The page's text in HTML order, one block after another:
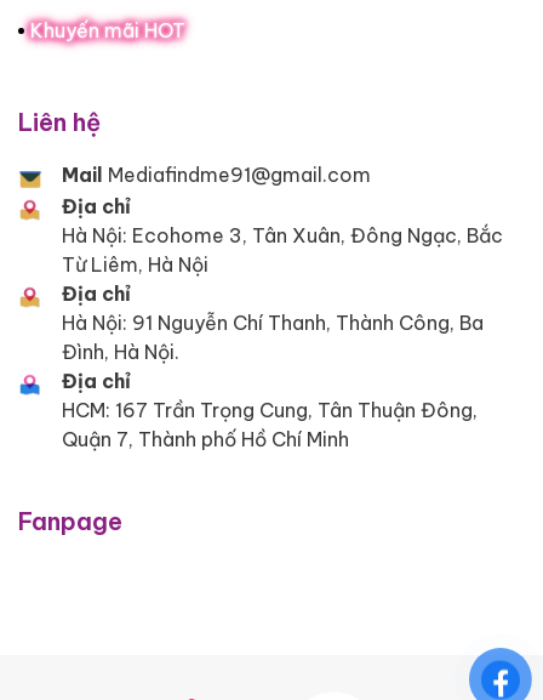
Khuyến mãi HOT
Liên hệ
Mail Mediafindme91@gmail.com
Địa chỉ
Hà Nội: Ecohome 3, Tân Xuân, Đông Ngạc, Bắc
Từ Liêm, Hà Nội
Địa chỉ
Hà Nội: 91 Nguyễn Chí Thanh, Thành Công, Ba
Đình, Hà Nội.
Địa chỉ
HCM: 167 Trần Trọng Cung, Tân Thuận Đông,
Quận 7, Thành phố Hồ Chí Minh
Fanpage